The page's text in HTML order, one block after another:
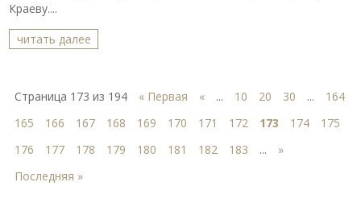
Краеву....
читать далее
Страница 173 из 194 « Первая « ... 10 20 30 ...
164
165
166 167 168 169 170 171 172 173 174
175
176
177 178 179 180 181 182 183 ...
»
Последняя »